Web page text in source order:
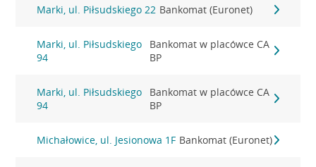
Marki, ul. Piłsudskiego 22 Bankomat (Euronet)
Marki, ul. Piłsudskiego
94
Bankomat w placówce CA
BP
Marki, ul. Piłsudskiego
94
Bankomat w placówce CA
BP
Michałowice, ul. Jesionowa 1F Bankomat (Euronet)